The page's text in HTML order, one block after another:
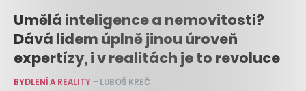
Umělá inteligence a nemovitosti?
Dává lidem úplně jinou úroveň
expertízy, i v realitách je to revoluce
BYDLENÍ A REALITY– LUBOŠ KREČ